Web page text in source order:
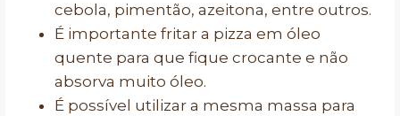
cebola, pimentão, azeitona, entre outros.
É importante fritar a pizza em óleo
quente para que fique crocante e não
absorva muito óleo.
É possível utilizar a mesma massa para